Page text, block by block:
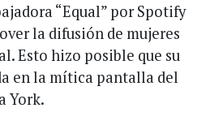
“Equal” por Spotify
la difusión de mujeres
Esto hizo posible que su
en la mítica pantalla del
York.